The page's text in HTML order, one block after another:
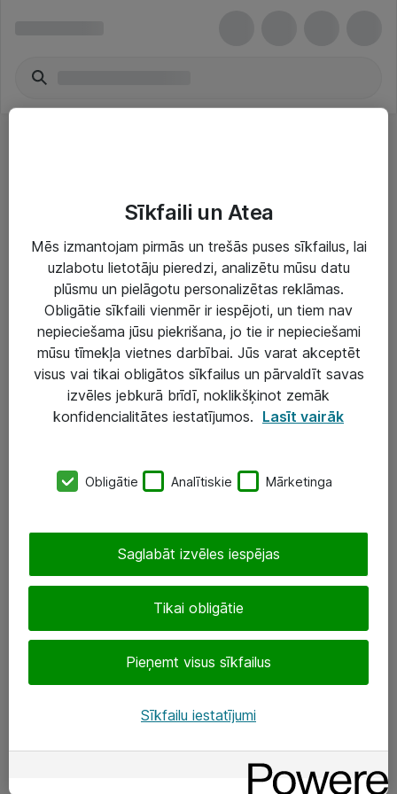
Risinājumi & Pakalpojumi
IT serviss un atbalsts
IT infrastruktūra
Darba vietu IT risinājumi
SIA „ATEA”
+(371) 67 81 90 50
eShop@atea.lv
Sekojiet mums
Sīkfaili un Atea
Mēs izmantojam pirmās un trešās puses sīkfailus, lai
uzlabotu lietotāju pieredzi, analizētu mūsu datu
plūsmu un pielāgotu personalizētas reklāmas.
Obligātie sīkfaili vienmēr ir iespējoti, un tiem nav
nepieciešama jūsu piekrišana, jo tie ir nepieciešami
mūsu tīmekļa vietnes darbībai. Jūs varat akceptēt
visus vai tikai obligātos sīkfailus un pārvaldīt savas
izvēles jebkurā brīdī, noklikšķinot zemāk
konfidencialitātes iestatījumos. Lasīt vairāk
Obligātie Analītiskie Mārketinga
Tikai obligātie
Pieņemt visus sīkfailus
Saglabāt izvēles iespējas
Sīkfailu iestatījumi